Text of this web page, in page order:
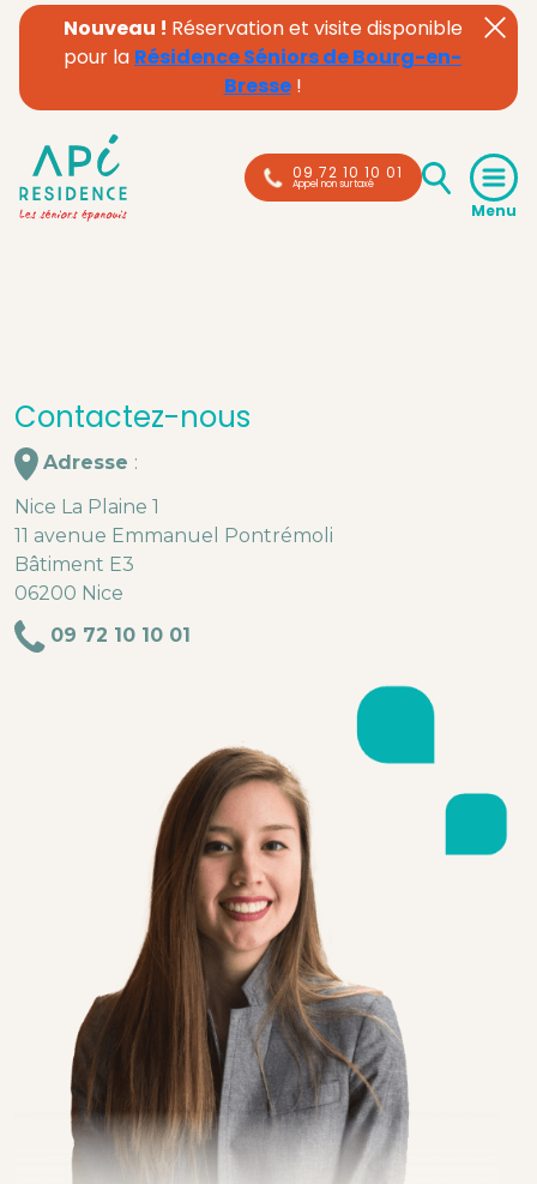
Nouveau ! Réservation et visite disponible
pour la Résidence Séniors de Bourg-en-
Bresse!
09 72 10 10 01
Appel non surtaxé
Contactez-nous
Adresse :
Nice La Plaine 1
11 avenue Emmanuel Pontrémoli
Bâtiment E3
06200 Nice
09 72 10 10 01